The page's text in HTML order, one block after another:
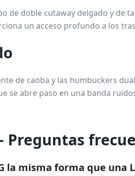
de doble cutaway delgado y de
un acceso profundo a los
de caoba y las humbuckers
se abre paso en una banda
Preguntas
la misma forma que una